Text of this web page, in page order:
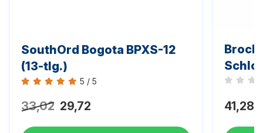
SouthOrd Bogota BPXS-12
(13-tlg.)
Bewertung 5 von 5
5 / 5
33,02 29,72
Noch
41,28